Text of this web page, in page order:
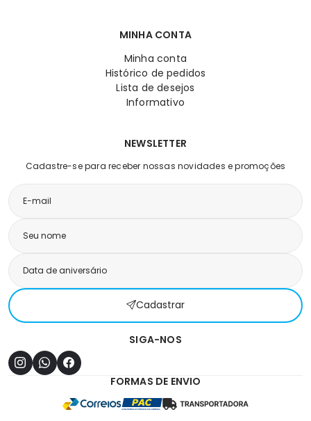
MINHA CONTA
Minha conta
Histórico de pedidos
Lista de desejos
Informativo
NEWSLETTER
Cadastre-se para receber nossas novidades e promoções
Cadastrar
SIGA-NOS
FORMAS DE ENVIO